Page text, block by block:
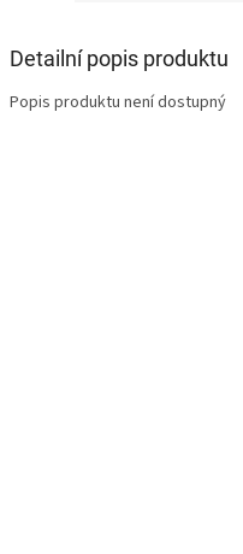
Detailní popis produktu
Popis produktu není dostupný